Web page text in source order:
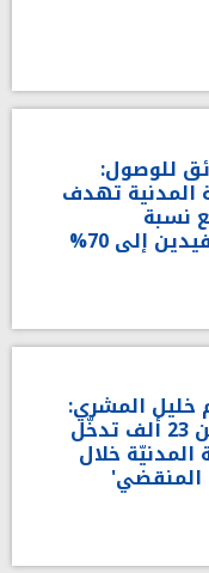
للوصول:
المدنية تهدف
نسبة
إلى 70%
خليل المشري:
'أكثر من 23 ألف تدخّل
المدنيّة خلال
المنقضي'